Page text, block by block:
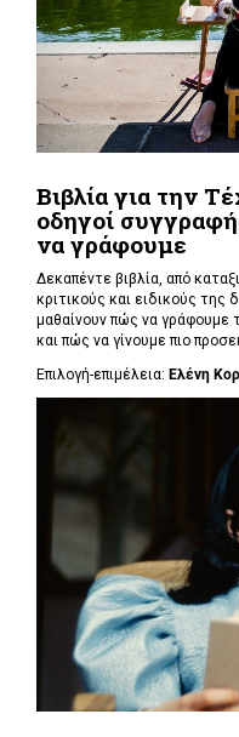
Βιβλία για την
οδηγοί
να γράφουμε
Δεκαπέντε βιβλία, από
κριτικούς και ειδικούς της
μαθαίνουν πώς να γράφουμε
και πώς να γίνουμε πιο
Επιλογή-επιμέλεια: Ελένη